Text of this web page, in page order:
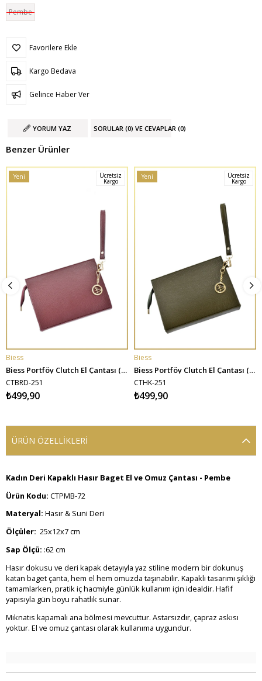
Pembe
Favorilere Ekle
Kargo Bedava
Gelince Haber Ver
YORUM YAZ SORULAR (0) VE CEVAPLAR (0)
Benzer Ürünler
SEPETE EKLE
Yeni
Ücretsiz
Kargo
Biess
Biess Portföy Clutch El Çantası (Charm Hediyeli) - Bordo
CTBRD-251
₺499,90
SEPETE EKLE
Yeni
Ücretsiz
Kargo
Biess
Biess Portföy Clutch El Çantası (Charm Hediyeli) - Haki
CTHK-251
₺499,90
ÜRÜN ÖZELLIKLERI
Kadın Deri Kapaklı Hasır Baget El ve Omuz Çantası - Pembe
Ürün Kodu: CTPMB-72
Materyal: Hasır & Suni Deri
Ölçüler: 25x12x7 cm
Sap Ölçü: :62 cm
Hasır dokusu ve deri kapak detayıyla yaz stiline modern bir dokunuş
katan baget çanta, hem el hem omuzda taşınabilir. Kapaklı tasarımı şıklığı
tamamlarken, pratik iç hacmiyle günlük kullanım için idealdir. Hafif
yapısıyla gün boyu rahatlık sunar.
Mıknatıs kapamalı ana bölmesi mevcuttur. Astarsızdır, çapraz askısı
yoktur. El ve omuz çantası olarak kullanıma uygundur.